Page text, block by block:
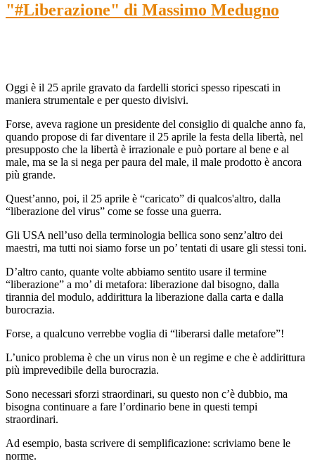
"#Liberazione" di Massimo Medugno
Oggi è il 25 aprile gravato da fardelli storici spesso ripescati in
maniera strumentale e per questo divisivi.
Forse, aveva ragione un presidente del consiglio di qualche anno fa,
quando propose di far diventare il 25 aprile la festa della libertà, nel
presupposto che la libertà è irrazionale e può portare al bene e al
male, ma se la si nega per paura del male, il male prodotto è ancora
più grande.
Quest’anno, poi, il 25 aprile è “caricato” di qualcos'altro, dalla
“liberazione del virus” come se fosse una guerra.
Gli USA nell’uso della terminologia bellica sono senz’altro dei
maestri, ma tutti noi siamo forse un po’ tentati di usare gli stessi toni.
D’altro canto, quante volte abbiamo sentito usare il termine
“liberazione” a mo’ di metafora: liberazione dal bisogno, dalla
tirannia del modulo, addirittura la liberazione dalla carta e dalla
burocrazia.
Forse, a qualcuno verrebbe voglia di “liberarsi dalle metafore”!
L’unico problema è che un virus non è un regime e che è addirittura
più imprevedibile della burocrazia.
Sono necessari sforzi straordinari, su questo non c’è dubbio, ma
bisogna continuare a fare l’ordinario bene in questi tempi
straordinari.
Ad esempio, basta scrivere di semplificazione: scriviamo bene le
norme.